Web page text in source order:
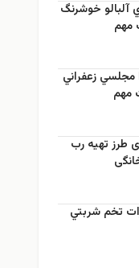
آلبالو خوشرنگ
مهم
مجلسي زعفراني
مهم
طرز تهیه رب
تخم شربتي